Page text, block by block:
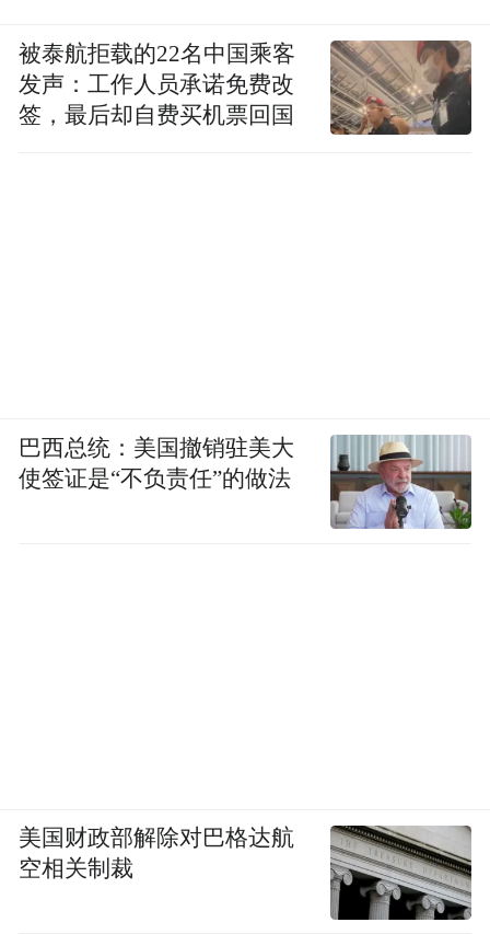
被泰航拒载的22名中国乘客
发声：工作人员承诺免费改
签，最后却自费买机票回国
巴西总统：美国撤销驻美大
使签证是“不负责任”的做法
美国财政部解除对巴格达航
空相关制裁